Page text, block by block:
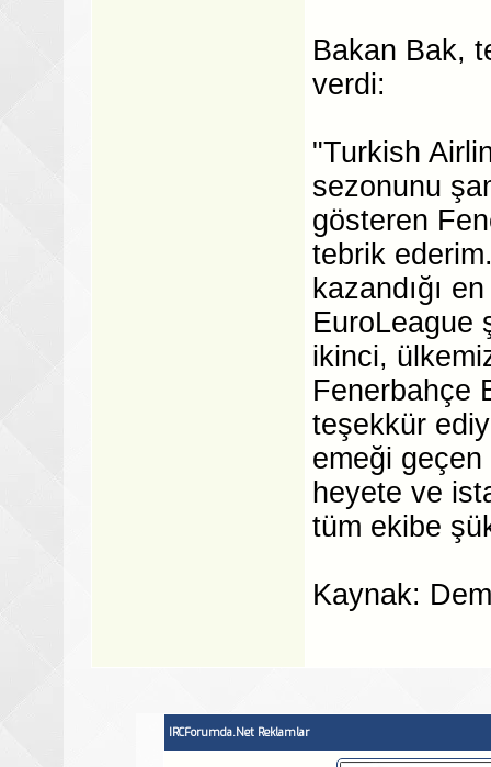
Bakan Bak,
verdi:
"Turkish
sezonunu
gösteren
tebrik
kazandığı
EuroLeague
ikinci,
Fenerbahçe
teşekkür
emeği
heyete ve
tüm ekibe
Kaynak:
IRCForumda.Net Reklamlar